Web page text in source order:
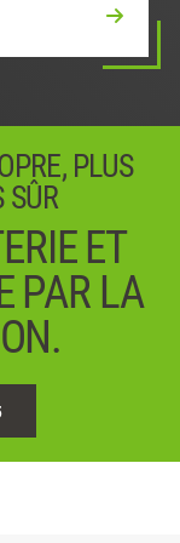
PLUS
SÛR
ET
PAR LA